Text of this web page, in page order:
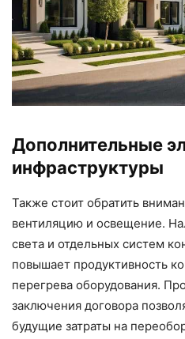
Дополнительные
инфраструктуры
Также стоит обратить
вентиляцию и освещение.
света и отдельных систем
повышает продуктивность
перегрева оборудования.
заключения договора
будущие затраты на